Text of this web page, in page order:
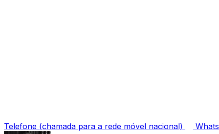
Telefone (chamada para a rede móvel nacional)